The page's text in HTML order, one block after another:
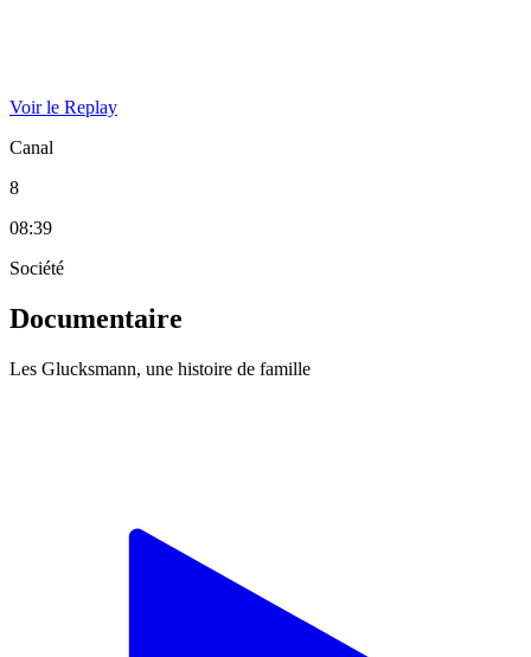
Voir le Replay
Canal
8
08:39
Société
Documentaire
Les Glucksmann, une histoire de famille